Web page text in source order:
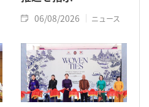
06/08/2026 ニュース